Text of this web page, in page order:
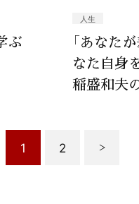
ぶ
人生
「あなた
なた自身
稲盛和夫
1 2